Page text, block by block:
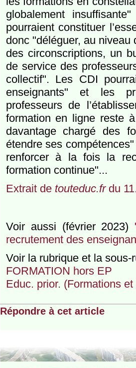
globalement
pourraient constituer
donc "déléguer, au niveau
des circonscriptions, un
de service des
collectif". Les CDI
enseignants" et les
professeurs de
formation en ligne reste
davantage chargé des
étendre ses
renforcer à la fois la
formation continue"...
Extrait de touteduc.frdu
Voir aussi (février 2023)
recrutement des
Voir la rubrique et la
FORMATION hors EP
Educ. prior. (Formations
Répondre à cet article